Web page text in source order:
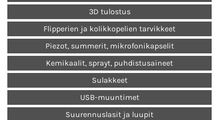
3D tulostus
Flipperien ja kolikkopelien tarvikkeet
Piezot, summerit, mikrofonikapselit
Kemikaalit, sprayt, puhdistusaineet
Sulakkeet
USB-muuntimet
Suurennuslasit ja luupit